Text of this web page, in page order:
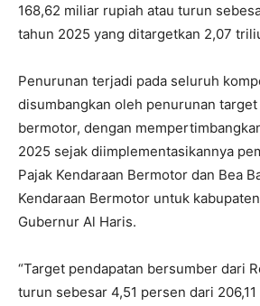
168,62 miliar rupiah atau turun
tahun 2025 yang ditargetkan 2,07
Penurunan terjadi pada seluruh
disumbangkan oleh penurunan target
bermotor, dengan
2025 sejak diimplementasikannya
Pajak Kendaraan Bermotor dan Bea
Kendaraan Bermotor untuk
Gubernur Al Haris.
“Target pendapatan bersumber dari
turun sebesar 4,51 persen dari